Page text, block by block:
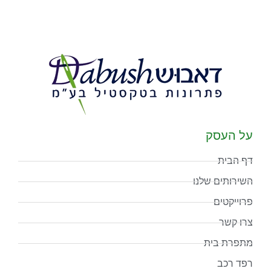
על העסק
דף הבית
השירותים שלנו
פרוייקטים
צרו קשר
מתפרת בית
רפד רכב